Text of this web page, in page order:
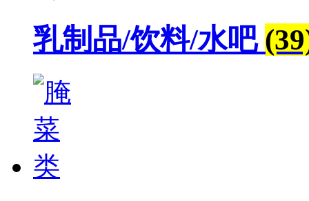
乳制品/饮料/水吧